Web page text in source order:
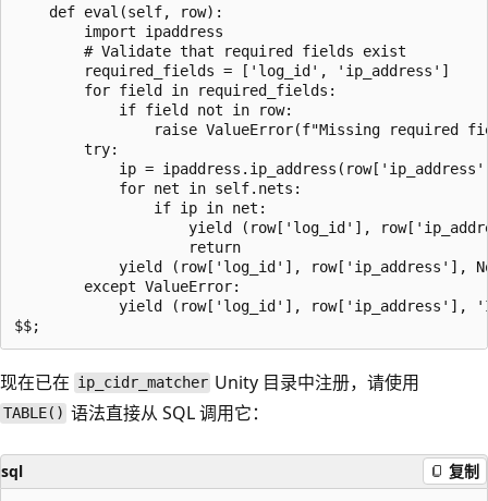
    def eval(self, row):
        import ipaddress
        required_fields = ['log_id', 'ip_address']
        for field in required_fields:
            if field not in row:
raise ValueError(f"Missing required
        try:
ip =
            for net in self.nets:
                if ip in net:
yield (row['log_id'],
                    return
yield (row['log_id'], row['ip_address'],
        except ValueError:
yield (row['log_id'], row['ip_address'],
现在已在 ip_cidr_matcher Unity 目录中注册，请使用
TABLE() 语法直接从 SQL 调用它：
sql 复制